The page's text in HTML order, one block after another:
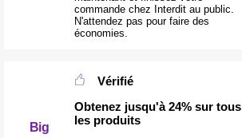
commande chez Interdit au public.
N'attendez pas pour faire des
économies.
Big
Vérifié
Obtenez jusqu'à 24% sur tous
les produits